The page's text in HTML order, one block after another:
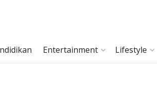
Entertainment Lifestyle